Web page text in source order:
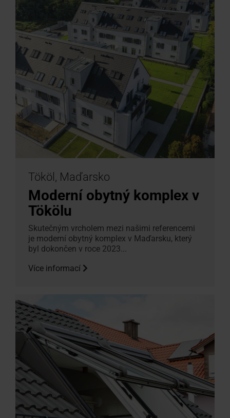
Tököl, Maďarsko
Moderní obytný komplex v
Tökölu
Skutečným vrcholem mezi našimi referencemi
je moderní obytný komplex v Maďarsku, který
byl dokončen v roce 2023...
Více informací